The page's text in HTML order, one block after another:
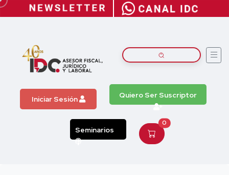
Iniciar Sesión Quiero Ser Suscriptor
Seminarios
0